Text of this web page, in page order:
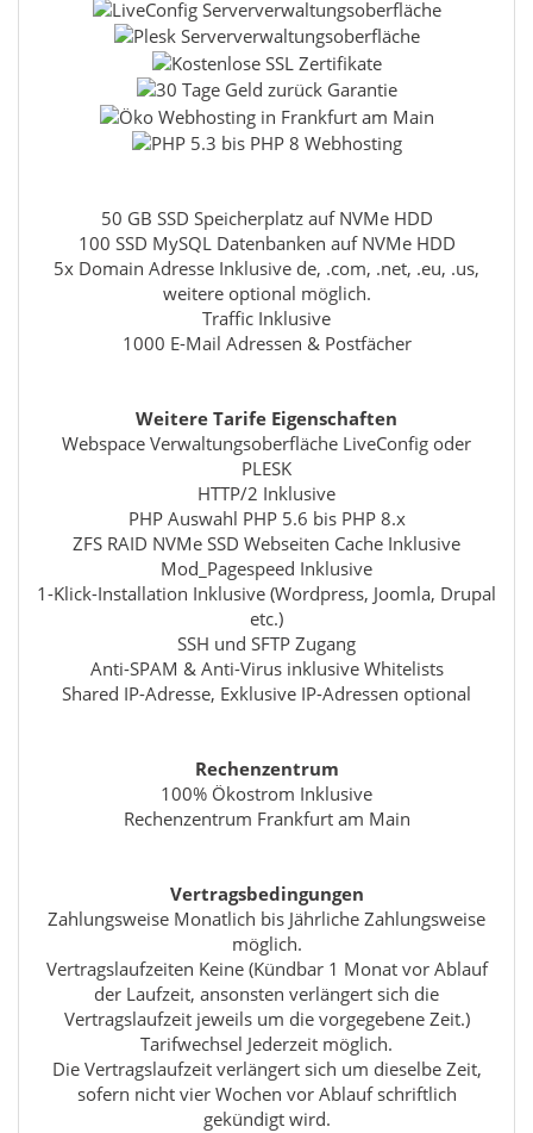
50 GB SSD Speicherplatz auf NVMe HDD
100 SSD MySQL Datenbanken auf NVMe HDD
5x Domain Adresse Inklusive de, .com, .net, .eu, .us,
weitere optional möglich.
Traffic Inklusive
1000 E-Mail Adressen & Postfächer
Weitere Tarife Eigenschaften
Webspace Verwaltungsoberfläche LiveConfig oder
PLESK
HTTP/2 Inklusive
PHP Auswahl PHP 5.6 bis PHP 8.x
ZFS RAID NVMe SSD Webseiten Cache Inklusive
Mod_Pagespeed Inklusive
1-Klick-Installation Inklusive (Wordpress, Joomla, Drupal
etc.)
SSH und SFTP Zugang
Anti-SPAM & Anti-Virus inklusive Whitelists
Shared IP-Adresse, Exklusive IP-Adressen optional
Rechenzentrum
100% Ökostrom Inklusive
Rechenzentrum Frankfurt am Main
Vertragsbedingungen
Zahlungsweise Monatlich bis Jährliche Zahlungsweise
möglich.
Vertragslaufzeiten Keine (Kündbar 1 Monat vor Ablauf
der Laufzeit, ansonsten verlängert sich die
Vertragslaufzeit jeweils um die vorgegebene Zeit.)
Tarifwechsel Jederzeit möglich.
Die Vertragslaufzeit verlängert sich um dieselbe Zeit,
sofern nicht vier Wochen vor Ablauf schriftlich
gekündigt wird.